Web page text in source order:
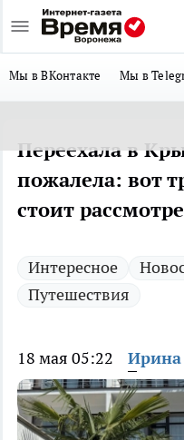
Мы в ВКонтакте Мы в
Переехала в
пожалела: вот
стоит
Интересное
Путешествия
18 мая 05:22 Ирина